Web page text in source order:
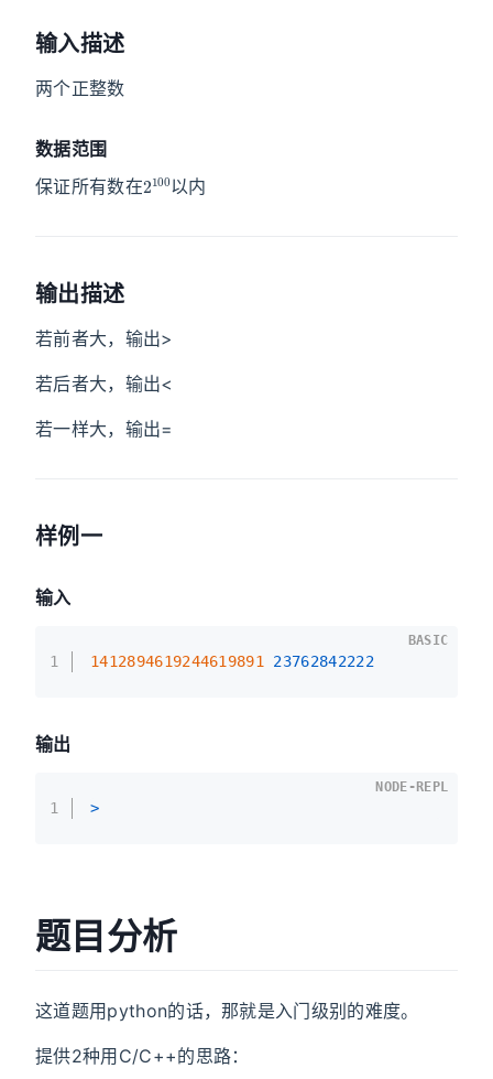
输入描述
两个正整数
数据范围
保证所有数在
以内
输出描述
若前者大，输出>
若后者大，输出<
若一样大，输出=
样例一
输入
1 1412894619244619891 23762842222
BASIC
输出
1 >
NODE-REPL
题目分析
这道题用python的话，那就是入门级别的难度。
提供2种用C/C++的思路：